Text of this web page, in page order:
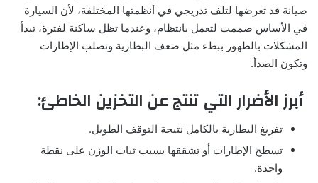
صيانة قد تعرضها لتلف تدريجي في أنظمتها المختلفة، لأن السيارة
في الأساس صممت لتعمل بانتظام، وعندما تظل ساكنة لفترة، تبدأ
المشكلات بالظهور ببطء مثل ضعف البطارية وتصلب الإطارات
وتكون الصدأ.
أبرز الأضرار التي تنتج عن التخزين الخاطئ:
تفريغ البطارية بالكامل نتيجة التوقف الطويل.
تسطح الإطارات أو تشققها بسبب ثبات الوزن على نقطة
واحدة.